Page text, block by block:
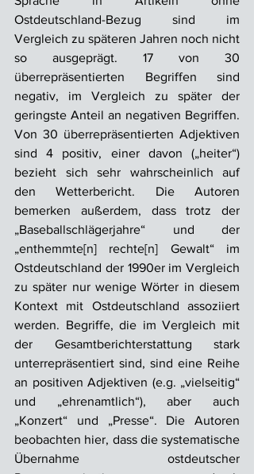
Ostdeutschland-Bezug sind im
Vergleich zu späteren Jahren noch nicht
so ausgeprägt. 17 von 30
überrepräsentierten Begriffen sind
negativ, im Vergleich zu später der
geringste Anteil an negativen Begriffen.
Von 30 überrepräsentierten Adjektiven
sind 4 positiv, einer davon („heiter“)
bezieht sich sehr wahrscheinlich auf
den Wetterbericht. Die Autoren
bemerken außerdem, dass trotz der
„Baseballschlägerjahre“ und der
„enthemmte[n] rechte[n] Gewalt“ im
Ostdeutschland der 1990er im Vergleich
zu später nur wenige Wörter in diesem
Kontext mit Ostdeutschland assoziiert
werden. Begriffe, die im Vergleich mit
der Gesamtberichterstattung stark
unterrepräsentiert sind, sind eine Reihe
an positiven Adjektiven (e.g. „vielseitig“
und „ehrenamtlich“), aber auch
„Konzert“ und „Presse“. Die Autoren
beobachten hier, dass die systematische
Übernahme ostdeutscher